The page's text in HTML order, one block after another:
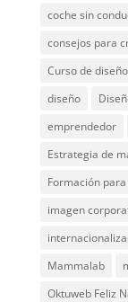
coche sin
consejos para
Curso de
diseño
emprendedor
Estrategia de
Formación
imagen
Mammalab
Oktuweb Feliz